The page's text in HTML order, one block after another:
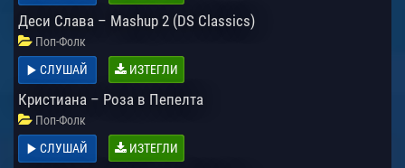
Деси Слава – Mashup 2 (DS Classics)
Поп-Фолк
СЛУШАЙ
ИЗТЕГЛИ
Кристиана – Роза в Пепелта
Поп-Фолк
СЛУШАЙ
ИЗТЕГЛИ